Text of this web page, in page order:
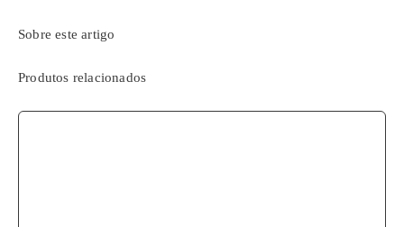
Sobre este artigo
Produtos relacionados